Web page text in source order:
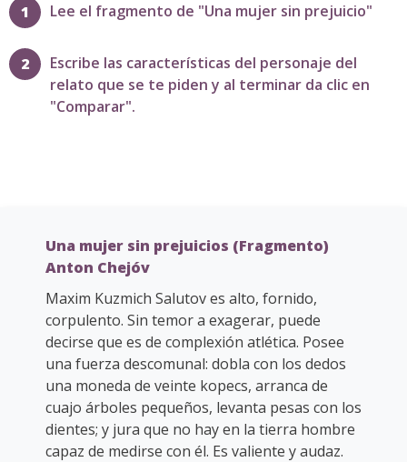
Lee el fragmento de "Una mujer sin prejuicio"
Escribe las características del personaje del
relato que se te piden y al terminar da clic en
"Comparar".
Una mujer sin prejuicios (Fragmento)
Anton Chejóv
Maxim Kuzmich Salutov es alto, fornido,
corpulento. Sin temor a exagerar, puede
decirse que es de complexión atlética. Posee
una fuerza descomunal: dobla con los dedos
una moneda de veinte kopecs, arranca de
cuajo árboles pequeños, levanta pesas con los
dientes; y jura que no hay en la tierra hombre
capaz de medirse con él. Es valiente y audaz.